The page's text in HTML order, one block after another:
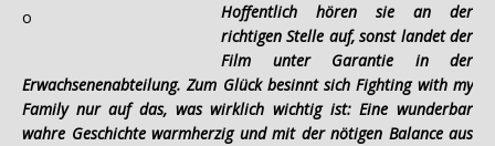
Hoffentlich hören sie an der
richtigen Stelle auf, sonst landet der
Film unter Garantie in der
Erwachsenenabteilung. Zum Glück besinnt sich Fighting with my
Family nur auf das, was wirklich wichtig ist: Eine wunderbar
wahre Geschichte warmherzig und mit der nötigen Balance aus